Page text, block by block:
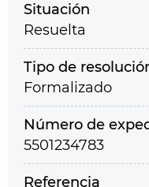
Situación
Resuelta
Tipo de
Formalizado
Número de
5501234783
Referencia